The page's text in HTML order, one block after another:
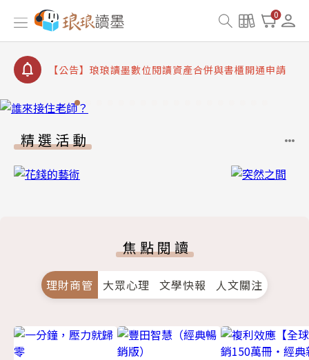
0
【公告】琅琅書店服務升級重要說明及資產合併結果
查詢
【公告】8/10、8/13 行動網路降速演練提醒
【公告】琅琅讀墨數位閱讀資產合併與書櫃開通申請
【公告】琅琅讀墨書櫃開通常見問題
【公告】琅琅讀墨 3 分鐘完成書櫃開通與資產合併申
請圖文教學
【公告】琅琅書店服務升級重要說明及資產合併結果
【公告】8/10、8/13 行動網路降速演練提醒
精選活動
焦點閱讀
理財商管 大眾心理 文學快報 人文關注